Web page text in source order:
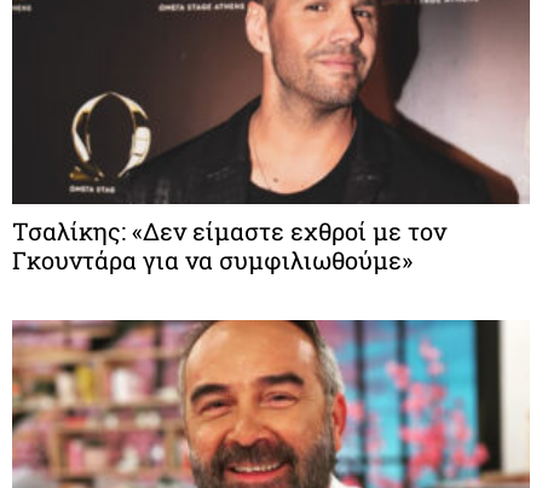
Τσαλίκης: «Δεν είμαστε εχθροί με τον
Γκουντάρα για να συμφιλιωθούμε»